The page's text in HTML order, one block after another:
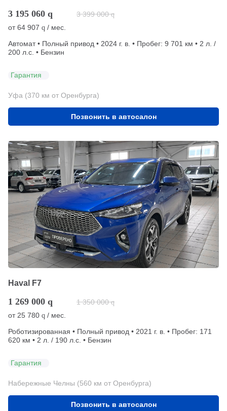
3 195 060 q 3 399 000 q
от64 907 q / мес.
Автомат • Полный привод • 2024 г. в. • Пробег: 9 701 км • 2 л. /
200 л.с. • Бензин
Гарантия
Уфа (370 км от Оренбурга)
Позвонить в автосалон
Haval F7
1 269 000 q 1 350 000 q
от 25 780 q / мес.
Роботизированная • Полный привод • 2021 г. в. • Пробег: 171
620 км • 2 л. / 190 л.с. • Бензин
Гарантия
Набережные Челны (560 км от Оренбурга)
Позвонить в автосалон